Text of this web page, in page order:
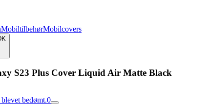
MobiltilbehørMobilcovers
S23 Plus Cover Liquid Air Matte Black
bedømt.0